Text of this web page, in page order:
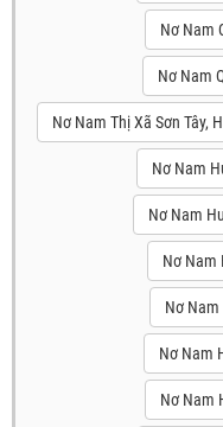
Nơ Nam
Nơ Nam
Nơ Nam Thị Xã Sơn Tây,
Nơ Nam
Nơ Nam
Nơ Nam
Nơ
Nơ Nam
Nơ Nam